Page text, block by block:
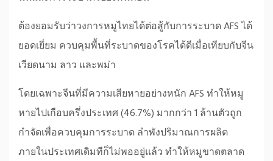
ต้องยอมรับว่าวงการหมูไทยได้ต่อสู้กับการระบาด AFS ได้
ยอดเยี่ยม ควบคุมพื้นที่ระบาดของโรคได้ดีเมื่อเทียบกับจีน
เวียดนาม ลาว และพม่า
โดยเฉพาะจีนที่มีความเสียหายอย่างหนัก AFS ทำให้หมู
หายไปเกือบครึ่งประเทศ (46.7%) มากกว่า 1 ล้านตัวถูก
กำจัดเพื่อควบคุมการระบาด ลำพังปริมาณการผลิต
ภายในประเทศเดิมทีก็ไม่พออยู่แล้ว ทำให้หมูขาดตลาด